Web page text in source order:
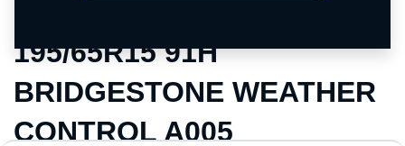
195/65R15 91H
BRIDGESTONE WEATHER
CONTROL A005